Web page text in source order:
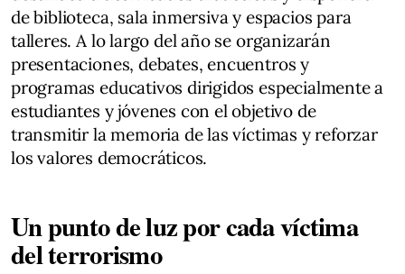
de biblioteca, sala inmersiva y espacios para
talleres. A lo largo del año se organizarán
presentaciones, debates, encuentros y
programas educativos dirigidos especialmente a
estudiantes y jóvenes con el objetivo de
transmitir la memoria de las víctimas y reforzar
los valores democráticos.
Un punto de luz por cada víctima
del terrorismo